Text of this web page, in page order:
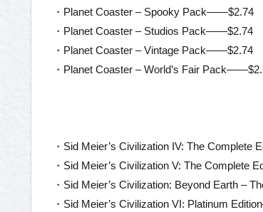
・Planet Coaster – Spooky Pack——$2.74
・Planet Coaster – Studios Pack——$2.74
・Planet Coaster – Vintage Pack——$2.74
・Planet Coaster – World’s Fair
・Sid Meier’s Civilization IV: The
・Sid Meier’s Civilization V: The Complete
・Sid Meier’s Civilization: Beyond Earth –
・Sid Meier’s Civilization VI: Platinum